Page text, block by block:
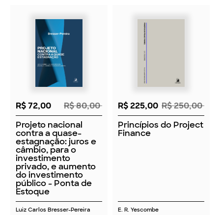
Estoque
Luiz Carlos Bresser-Pereira E. R. Yescombe
R$ 85,50
R$ 95,00
Desenvolvimento e
estagnação: o
debate entre
desenvolvimentistas
e liberais
incrementar as
capacidades do